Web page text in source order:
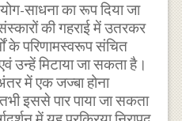
साधना का रूप दिया जा
की गहराई में उतरकर
के परिणामस्वरूप संचित
उन्हें मिटाया जा सकता है।
में एक जज्बा होना
इससे पार पाया जा सकता